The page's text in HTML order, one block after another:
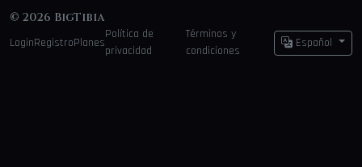
© 2026 BigTibia
LoginRegistroPlanes
Política de
privacidad
Términos y
condiciones
Español